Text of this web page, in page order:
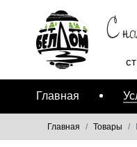
Главная
Главная Товары